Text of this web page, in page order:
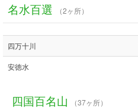
名水百選 （2ヶ所）
四万十川
安徳水
四国百名山 （37ヶ所）